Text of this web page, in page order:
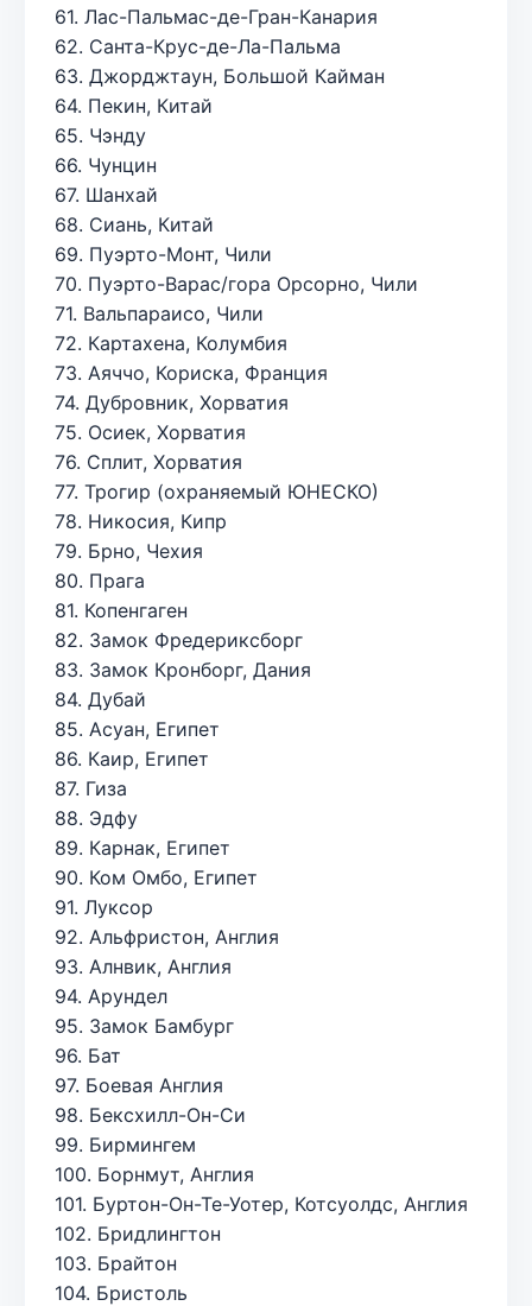
61. Лас-Пальмас-де-Гран-Канария
62. Санта-Крус-де-Ла-Пальма
63. Джорджтаун, Большой Кайман
64. Пекин, Китай
65. Чэнду
66. Чунцин
67. Шанхай
68. Сиань, Китай
69. Пуэрто-Монт, Чили
70. Пуэрто-Варас/гора Орсорно, Чили
71. Вальпараисо, Чили
72. Картахена, Колумбия
73. Аяччо, Кориска, Франция
74. Дубровник, Хорватия
75. Осиек, Хорватия
76. Сплит, Хорватия
77. Трогир (охраняемый ЮНЕСКО)
78. Никосия, Кипр
79. Брно, Чехия
80. Прага
81. Копенгаген
82. Замок Фредериксборг
83. Замок Кронборг, Дания
84. Дубай
85. Асуан, Египет
86. Каир, Египет
87. Гиза
88. Эдфу
89. Карнак, Египет
90. Ком Омбо, Египет
91. Луксор
92. Альфристон, Англия
93. Алнвик, Англия
94. Арундел
95. Замок Бамбург
96. Бат
97. Боевая Англия
98. Бексхилл-Он-Си
99. Бирмингем
100. Борнмут, Англия
101. Буртон-Он-Те-Уотер, Котсуолдс, Англия
102. Бридлингтон
103. Брайтон
104. Бристоль